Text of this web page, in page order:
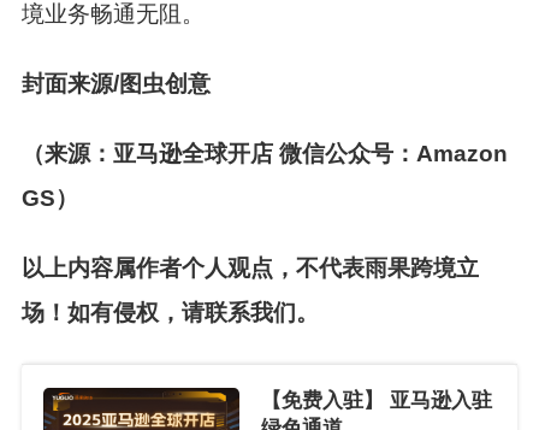
境业务畅通无阻。
封面来源/图虫创意
（来源：亚马逊全球开店 微信公众号：Amazon
GS）
以上内容属作者个人观点，不代表雨果跨境立
场！如有侵权，请联系我们。
【免费入驻】 亚马逊入驻